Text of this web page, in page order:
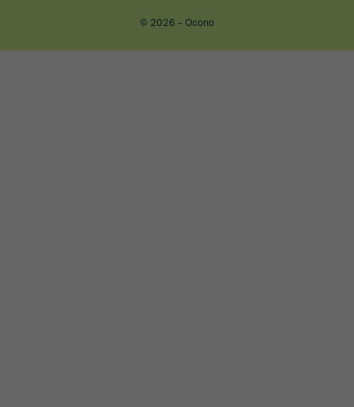
© 2026 - Ocono